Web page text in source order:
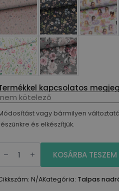
kapcsolatos
vagy bármilyen
és elkészítjük.
nadrág
mennyiség
KOSÁRBA TESZEM
N/AKategória: Talpas